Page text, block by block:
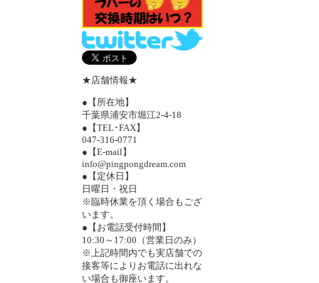
★店舗情報★
●【所在地】
千葉県浦安市堀江2-4-18
●【TEL･FAX】
047-316-0771
●【E-mail】
info@pingpongdream.com
●【定休日】
日曜日・祝日
※臨時休業を頂く場合もござ
います。
●【お電話受付時間】
10:30～17:00（営業日のみ）
※上記時間内でも実店舗での
接客等によりお電話に出れな
い場合も御座います。